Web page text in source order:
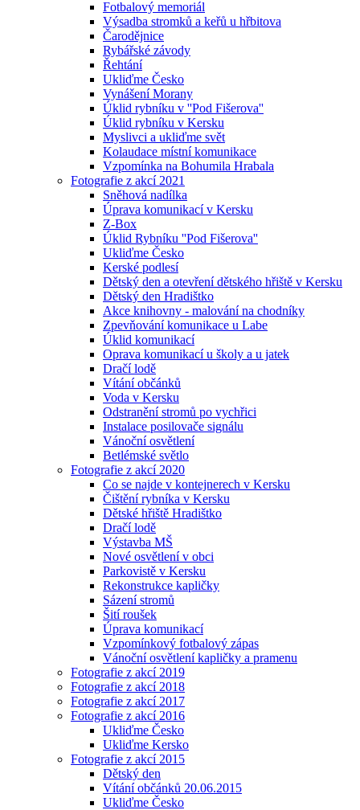
Fotbalový memoriál
Výsadba stromků a keřů u hřbitova
Čarodějnice
Rybářské závody
Řehtání
Ukliďme Česko
Vynášení Morany
Úklid rybníku v ''Pod Fišerova''
Úklid rybníku v Kersku
Myslivci a ukliďme svět
Kolaudace místní komunikace
Vzpomínka na Bohumila Hrabala
Fotografie z akcí 2021
Sněhová nadílka
Úprava komunikací v Kersku
Z-Box
Úklid Rybníku ''Pod Fišerova''
Ukliďme Česko
Kerské podlesí
Dětský den a otevření dětského hřiště v Kersku
Dětský den Hradištko
Akce knihovny - malování na chodníky
Zpevňování komunikace u Labe
Úklid komunikací
Oprava komunikací u školy a u jatek
Dračí lodě
Vítání občánků
Voda v Kersku
Odstranění stromů po vychřici
Instalace posilovače signálu
Vánoční osvětlení
Betlémské světlo
Fotografie z akcí 2020
Co se najde v kontejnerech v Kersku
Čištění rybníka v Kersku
Dětské hřiště Hradištko
Dračí lodě
Výstavba MŠ
Nové osvětlení v obci
Parkovistě v Kersku
Rekonstrukce kapličky
Sázení stromů
Šití roušek
Úprava komunikací
Vzpomínkový fotbalový zápas
Vánoční osvětlení kapličky a pramenu
Fotografie z akcí 2019
Fotografie z akcí 2018
Fotografie z akcí 2017
Fotografie z akcí 2016
Ukliďme Česko
Ukliďme Kersko
Fotografie z akcí 2015
Dětský den
Vítání občánků 20.06.2015
Ukliďme Česko